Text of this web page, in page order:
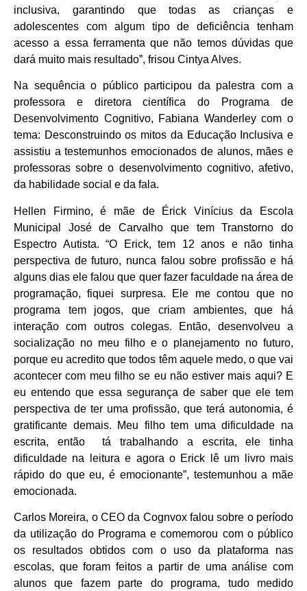
inclusiva, garantindo que todas as crianças e
adolescentes com algum tipo de deficiência tenham
acesso a essa ferramenta que não temos dúvidas que
dará muito mais resultado”, frisou Cintya Alves.
Na sequência o público participou da palestra com a
professora e diretora científica do Programa de
Desenvolvimento Cognitivo, Fabiana Wanderley com o
tema: Desconstruindo os mitos da Educação Inclusiva e
assistiu a testemunhos emocionados de alunos, mães e
professoras sobre o desenvolvimento cognitivo, afetivo,
da habilidade social e da fala.
Hellen Firmino, é mãe de Érick Vinícius da Escola
Municipal José de Carvalho que tem Transtorno do
Espectro Autista. “O Erick, tem 12 anos e não tinha
perspectiva de futuro, nunca falou sobre profissão e há
alguns dias ele falou que quer fazer faculdade na área de
programação, fiquei surpresa. Ele me contou que no
programa tem jogos, que criam ambientes, que há
interação com outros colegas. Então, desenvolveu a
socialização no meu filho e o planejamento no futuro,
porque eu acredito que todos têm aquele medo, o que vai
acontecer com meu filho se eu não estiver mais aqui? E
eu entendo que essa segurança de saber que ele tem
perspectiva de ter uma profissão, que terá autonomia, é
gratificante demais. Meu filho tem uma dificuldade na
escrita, então tá trabalhando a escrita, ele tinha
dificuldade na leitura e agora o Erick lê um livro mais
rápido do que eu, é emocionante”, testemunhou a mãe
emocionada.
Carlos Moreira, o CEO da Cognvox falou sobre o período
da utilização do Programa e comemorou com o público
os resultados obtidos com o uso da plataforma nas
escolas, que foram feitos a partir de uma análise com
alunos que fazem parte do programa, tudo medido